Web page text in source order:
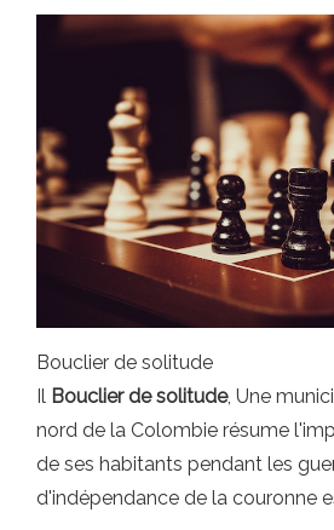
Bouclier de solitude
Il Bouclier de solitude, Une
nord de la Colombie résume
de ses habitants pendant les
d'indépendance de la couronne